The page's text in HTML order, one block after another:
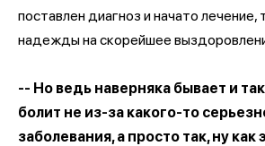
поставлен диагноз и начато
надежды на скорейшее
-- Но ведь наверняка бывает и
болит не из-за какого-то
заболевания, а просто так, ну